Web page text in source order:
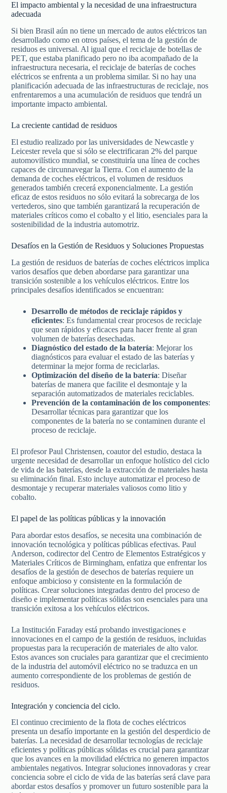
El impacto ambiental y la necesidad de una infraestructura
adecuada
Si bien Brasil aún no tiene un mercado de autos eléctricos tan
desarrollado como en otros países, el tema de la gestión de
residuos es universal. Al igual que el reciclaje de botellas de
PET, que estaba planificado pero no iba acompañado de la
infraestructura necesaria, el reciclaje de baterías de coches
eléctricos se enfrenta a un problema similar. Si no hay una
planificación adecuada de las infraestructuras de reciclaje, nos
enfrentaremos a una acumulación de residuos que tendrá un
importante impacto ambiental.
La creciente cantidad de residuos
El estudio realizado por las universidades de Newcastle y
Leicester revela que si sólo se electrificaran 2% del parque
automovilístico mundial, se constituiría una línea de coches
capaces de circunnavegar la Tierra. Con el aumento de la
demanda de coches eléctricos, el volumen de residuos
generados también crecerá exponencialmente. La gestión
eficaz de estos residuos no sólo evitará la sobrecarga de los
vertederos, sino que también garantizará la recuperación de
materiales críticos como el cobalto y el litio, esenciales para la
sostenibilidad de la industria automotriz.
Desafíos en la Gestión de Residuos y Soluciones Propuestas
La gestión de residuos de baterías de coches eléctricos implica
varios desafíos que deben abordarse para garantizar una
transición sostenible a los vehículos eléctricos. Entre los
principales desafíos identificados se encuentran:
Desarrollo de métodos de reciclaje rápidos y
eficientes: Es fundamental crear procesos de reciclaje
que sean rápidos y eficaces para hacer frente al gran
volumen de baterías desechadas.
Diagnóstico del estado de la batería: Mejorar los
diagnósticos para evaluar el estado de las baterías y
determinar la mejor forma de reciclarlas.
Optimización del diseño de la batería: Diseñar
baterías de manera que facilite el desmontaje y la
separación automatizados de materiales reciclables.
Prevención de la contaminación de los componentes:
Desarrollar técnicas para garantizar que los
componentes de la batería no se contaminen durante el
proceso de reciclaje.
El profesor Paul Christensen, coautor del estudio, destaca la
urgente necesidad de desarrollar un enfoque holístico del ciclo
de vida de las baterías, desde la extracción de materiales hasta
su eliminación final. Esto incluye automatizar el proceso de
desmontaje y recuperar materiales valiosos como litio y
cobalto.
El papel de las políticas públicas y la innovación
Para abordar estos desafíos, se necesita una combinación de
innovación tecnológica y políticas públicas efectivas. Paul
Anderson, codirector del Centro de Elementos Estratégicos y
Materiales Críticos de Birmingham, enfatiza que enfrentar los
desafíos de la gestión de desechos de baterías requiere un
enfoque ambicioso y consistente en la formulación de
políticas. Crear soluciones integradas dentro del proceso de
diseño e implementar políticas sólidas son esenciales para una
transición exitosa a los vehículos eléctricos.
La Institución Faraday está probando investigaciones e
innovaciones en el campo de la gestión de residuos, incluidas
propuestas para la recuperación de materiales de alto valor.
Estos avances son cruciales para garantizar que el crecimiento
de la industria del automóvil eléctrico no se traduzca en un
aumento correspondiente de los problemas de gestión de
residuos.
Integración y conciencia del ciclo.
El continuo crecimiento de la flota de coches eléctricos
presenta un desafío importante en la gestión del desperdicio de
baterías. La necesidad de desarrollar tecnologías de reciclaje
eficientes y políticas públicas sólidas es crucial para garantizar
que los avances en la movilidad eléctrica no generen impactos
ambientales negativos. Integrar soluciones innovadoras y crear
conciencia sobre el ciclo de vida de las baterías será clave para
abordar estos desafíos y promover un futuro sostenible para la